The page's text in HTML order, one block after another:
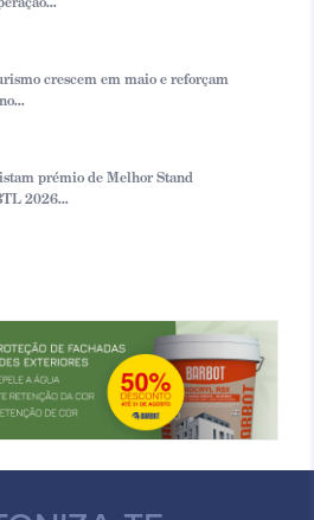
crescem em maio e reforçam
prémio de Melhor Stand
2026...